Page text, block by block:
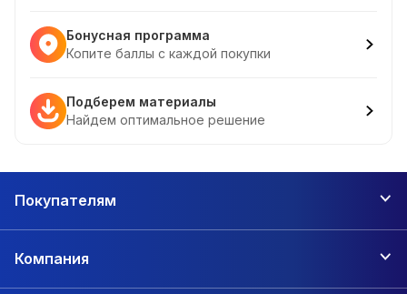
Бонусная программа
Копите баллы с каждой покупки
Подберем материалы
Найдем оптимальное решение
Покупателям
Компания